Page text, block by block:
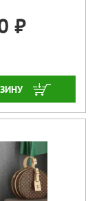
₽